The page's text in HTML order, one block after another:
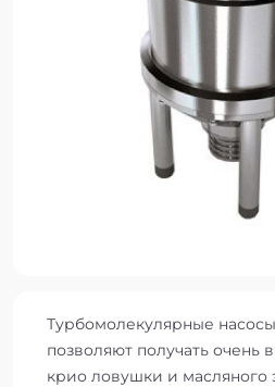
Турбомолекулярные
позволяют получать очень
крио ловушки и масляного